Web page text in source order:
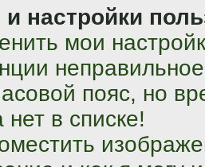
настройки
мои
пояс, но
в списке!